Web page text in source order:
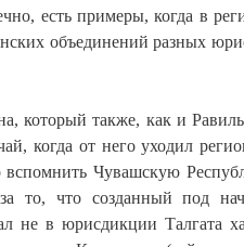
есть примеры, когда в
объединений разных
который также, как и
когда от него уходил
Чувашскую
за то, что созданный под
не в юрисдикции Талгата